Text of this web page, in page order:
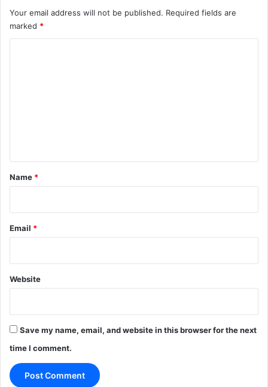
Your email address will not be published. Required fields are
marked *
*
Name *
Email *
Website
Save my name, email, and website in this browser for the next
time I comment.